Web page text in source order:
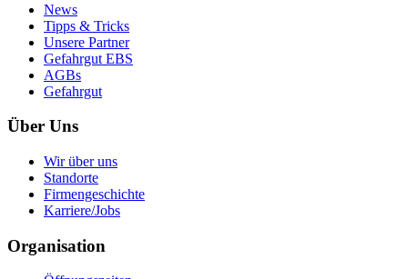
News
Tipps & Tricks
Unsere Partner
Gefahrgut EBS
AGBs
Gefahrgut
Über Uns
Wir über uns
Standorte
Firmengeschichte
Karriere/Jobs
Organisation